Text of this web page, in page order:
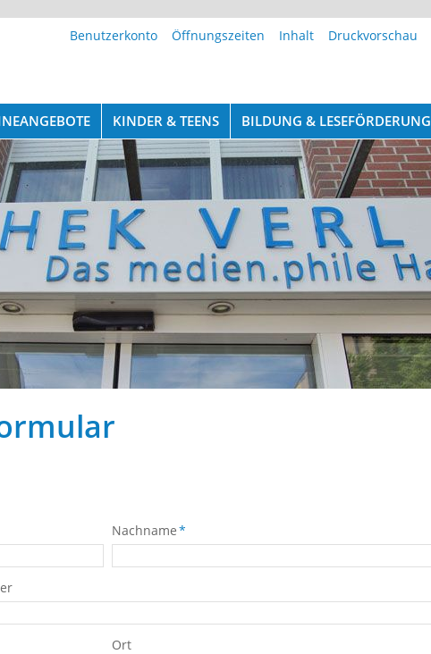
Benutzerkonto Öffnungszeiten Inhalt Druckvorschau
KINDER & TEENS BILDUNG & LESEFÖRDERUNG
Nachname*
Ort